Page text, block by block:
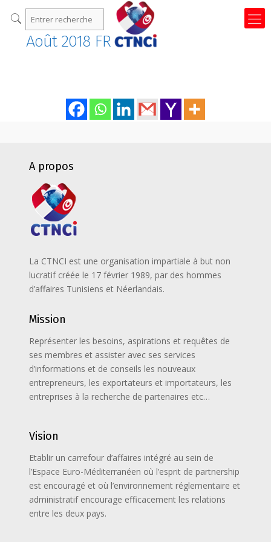
Août 2018 FR
A propos
La CTNCI est une organisation impartiale à but non
lucratif créée le 17 février 1989, par des hommes
d’affaires Tunisiens et Néerlandais.
Mission
Représenter les besoins, aspirations et requêtes de
ses membres et assister avec ses services
d’informations et de conseils les nouveaux
entrepreneurs, les exportateurs et importateurs, les
entreprises à la recherche de partenaires etc…
Vision
Etablir un carrefour d’affaires intégré au sein de
l’Espace Euro-Méditerranéen où l’esprit de partnership
est encouragé et où l’environnement réglementaire et
administratif encourage efficacement les relations
entre les deux pays.